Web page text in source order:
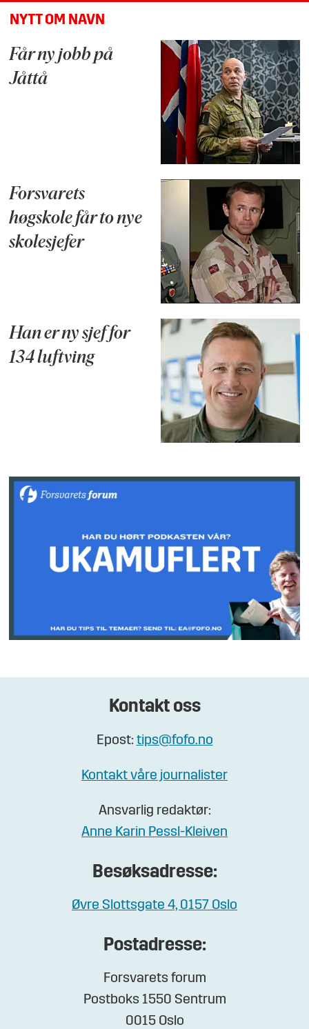
NYTT OM NAVN
Får ny jobb på
Jåttå
Forsvarets
høgskole får to nye
skolesjefer
Han er ny sjef for
134 luftving
Kontakt oss
Epost: tips@fofo.no
Kontakt våre journalister
Ansvarlig redaktør:
Anne Karin Pessl-Kleiven
Besøksadresse:
Øvre Slottsgate 4, 0157 Oslo
Postadresse:
Forsvarets forum
Postboks 1550 Sentrum
0015 Oslo